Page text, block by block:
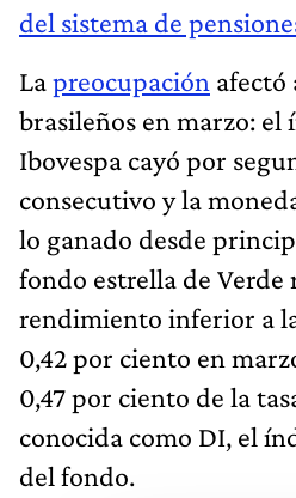
del sistema de
Lapreocupación afectó
brasileños en marzo: el
Ibovespa cayó por
consecutivo y la
lo ganado desde
fondo estrella de Verde
rendimiento inferior a
0,42 por ciento en
0,47 por ciento de la
conocida como DI, el
del fondo.